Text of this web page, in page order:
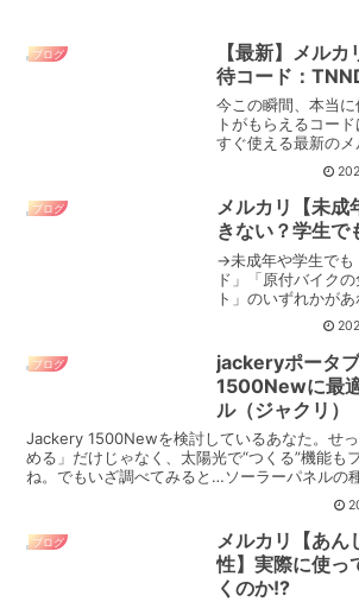
ブログ
【最新】メル
待コード：
今この瞬間、本当
トがもらえるコー
すぐ使える最新の
【TNNDMT】です
がちゃんと稼働中
らえません。
実にポイントが受...
ブログ
メルカリ【未成
きない？学生で
→未成年や学生でも
ド」「原付バイク
ト」のいずれかが
す。中でもマイナ
も無料で、親御さ
持っている可能性も
保護者の同意は必
ブログ
jackeryポータ
1500Newに最
ル（ジャクリ）
Jackery 1500Newを検討しているあなた。せ
める」だけじゃなく、太陽光で“つくる”機能も
ね。でもいざ調べてみると…ソーラーパネルの
ブログ
メルカリ【あん
性】実際に使っ
くのか!?